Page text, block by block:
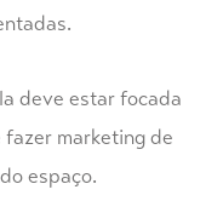
deve estar focada
marketing de
espaço.